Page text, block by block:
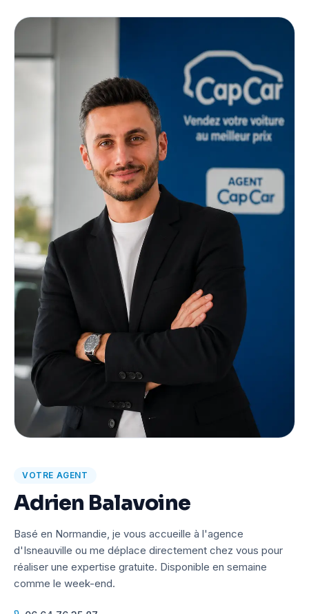
VOTRE AGENT
Adrien Balavoine
Basé en Normandie, je vous accueille à l'agence
d'Isneauville ou me déplace directement chez vous pour
réaliser une expertise gratuite. Disponible en semaine
comme le week-end.